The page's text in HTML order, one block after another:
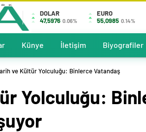
DOLAR
47,5976 0.06%
EURO
55,0985 0.14%
Künye İletişim Biyografiler
ve Kültür Yolculuğu: Binlerce Vatandaş
Yolculuğu: